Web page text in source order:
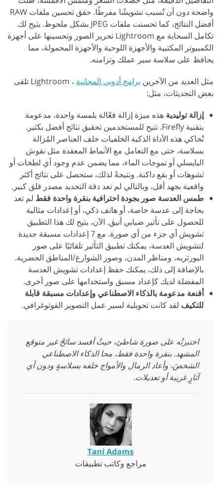
واضحة دون أن تُسبب تشويشًا مفرطًا. حقق تحسين ملفات RAW
أفضل النتائج، كما تحسنت ملفات JPEG بشكل ملحوظ. يتيح لك
تكامل السحابة مع Lightroom تحرير الصور وتحسينها على أجهزة
الكمبيوتر المكتبية والأجهزة اللوحية والأجهزة المحمولة، مما
يحافظ على سلاسة سير عملك وتزامنه.
مثل العديد من الآخرين برامج أدوبي المجانية
، Lightroom تلقى
بعض التحديثات، مثل:
إزالة توليدية هذه ميزة إزالة فعّالة بلمسة واحدة، مدعومة
بتقنية Firefly. تتيح للمستخدمين تحقيق نتائج أفضل بكثير.
تُحاكي هذه الأداة الذكية الخلفيات خلف العناصر المُزالة
بسلاسة، حتى مع التعامل مع الأنماط المعقدة مثل نقوش
البايسلي أو تموجات الماء، مما يضمن عدم وجود أي لطخات أو
تشوهات أو بقع داكنة. ونتيجةً لذلك، ستحصل على نتائج أكثر
واقعية بجهد أقل، وبالتالي لم تعد دقة التحديد مصدر قلق كبير.
طمس العدسة صور بجودة احترافية بنقرة واحدة فقط لم تعد
بحاجة إلى عدسة خاصة، أو هاتف ذكي، أو إعدادات مثالية
للحصول على تأثير ضبابي أنيق. الآن، يتيح لك هذا التطبيق
تشويش أي جزء من أي صورة. مع 7 إعدادات مسبقة جديدة
لتشويش العدسة، يمكنك تطبيق التأثير تلقائيًا على صور
البورتريه، ومناظر المدن، وصور الشوارع/المناطق الحضرية.
بالإضافة إلى ذلك، يمكنك حفظ إعدادات تشويش العدسة
المفضلة لديك كإعداد مسبق واستخدامها على صور أخرى.
أقنعة مدعومة بالذكاء الاصطناعي وإعدادات مسبقة قابلة
للتكيف لقد كانت تحويلية لسير عمل التصوير الفوتوغرافي.
اختبرتُه على صورة شاطئ، حيثُ أفسد سائحٌ غير متوقع
المشهد. بنقرة واحدة فقط، محا الذكاء الاصطناعي
الشخصَ، وأعاد الرمال والأمواج خلفه بسلاسةٍ ودون أي
آثارٍ غريبة أو تعديلات.
Tani Adams
مراجع وكاتب تطبيقات